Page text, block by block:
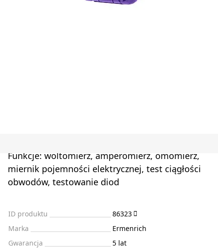
Funkcje: woltomierz, amperomierz, omomierz,
miernik pojemności elektrycznej, test ciągłości
obwodów, testowanie diod
ID produktu
86323
Marka
Ermenrich
Gwarancja
5 lat